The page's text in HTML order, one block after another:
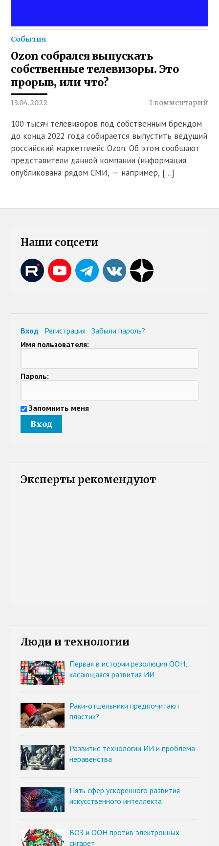
События
Ozon собрался выпускать
собственные телевизоры. Это
прорыв, или что?
13.04.2022 1 комментарий
100 тысяч телевизоров под собственным брендом
до конца 2022 года собирается выпустить ведущий
российский маркетплейс Ozon. Об этом сообщают
представители данной компании (информация
опубликована рядом СМИ, — например, […]
Наши соцсети
Вход Регистрация
Забыли пароль?
Имя пользователя:
Пароль:
Запомнить меня
Эксперты рекомендуют
Люди и технологии
Первая в истории резолюция ООН,
касающаяся развития ИИ
Раки-отшельники предпочитают
пластик?
Развитие технологии ИИ и проблема
неравенства
Пять сфер ускоренного развития
искусственного интеллекта
ВОЗ и ООН против электронных
сигарет